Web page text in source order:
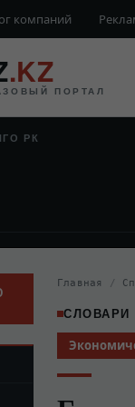
компаний
.KZ
ПОРТАЛ
РК
Главная /
СЛОВАРИ